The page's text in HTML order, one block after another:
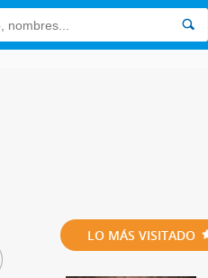
LO MÁS VISITADO